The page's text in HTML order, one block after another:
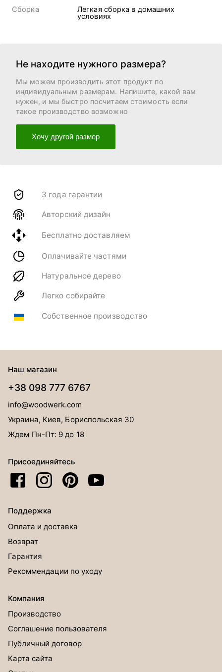
Сборка
Легкая сборка в домашних
условиях
Не находите нужного размера?
Мы можем производить этот продукт по
индивидуальным размерам. Напишите, какой вам
нужен, и мы быстро посчитаем стоимость если
такое производство возможно
Хочу другой размер
3 года гарантии
Авторский дизайн
Бесплатно доставляем
Оплачивайте частями
Натуральное дерево
Легко собирайте
Собственное производство
Наш магазин
+38 098 777 6767
info@woodwerk.com
Украина, Киев, Бориспольская 30
Ждем Пн-Пт: 9 до 18
Присоединяйтесь
Поддержка
Оплата и доставка
Возврат
Гарантия
Рекоммендации по уходу
Компания
Производство
Соглашение пользователя
Публичный договор
Карта сайта